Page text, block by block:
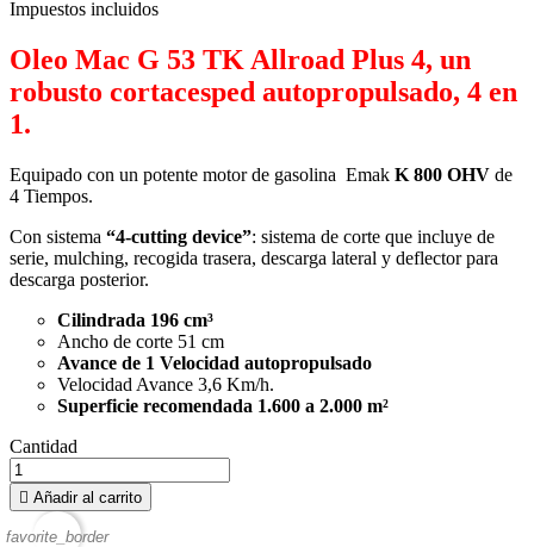
Impuestos incluidos
Oleo Mac G 53 TK Allroad Plus 4, un
robusto cortacesped autopropulsado, 4 en
1.
Equipado con un potente motor de gasolina Emak K 800 OHV de
4 Tiempos.
Con sistema “4-cutting device”: sistema de corte que incluye de
serie, mulching, recogida trasera, descarga lateral y deflector para
descarga posterior.
Cilindrada 196 cm³
Ancho de corte 51 cm
Avance de 1 Velocidad autopropulsado
Velocidad Avance 3,6 Km/h.
Superficie recomendada 1.600 a 2.000 m²
Cantidad
 Añadir al carrito
favorite_border